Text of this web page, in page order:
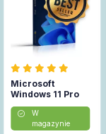
Microsoft
Windows 11 Pro
W
magazynie